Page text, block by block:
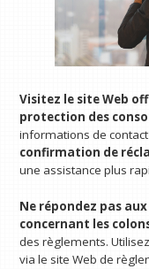
Visitez le site Web
protection des
informations de
confirmation de
une assistance plus
Ne répondez pas
concernant les
des règlements.
via le site Web de